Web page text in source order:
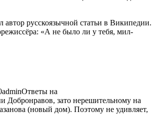
русскоязычной статьи в Википедии.
«А не было ли у тебя, мил-
adminОтветы на
Добронравов, зато нерешительному на
(новый дом). Поэтому не удивляет,